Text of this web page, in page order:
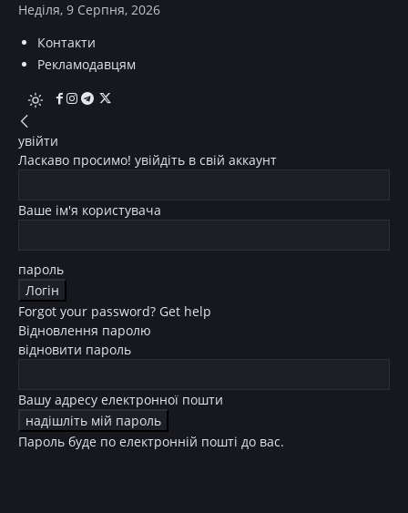
Неділя, 9 Серпня, 2026
Контакти
Рекламодавцям
увійти
Ласкаво просимо! увійдіть в свій аккаунт
Ваше ім'я користувача
пароль
Forgot your password? Get help
Відновлення паролю
відновити пароль
Вашу адресу електронної пошти
Пароль буде по електронній пошті до вас.